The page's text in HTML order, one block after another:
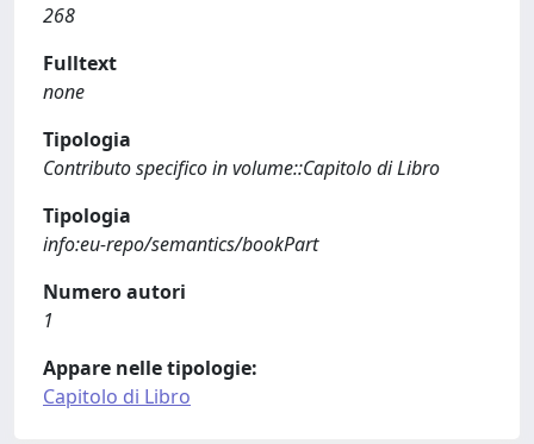
268
Fulltext
none
Tipologia
Contributo specifico in volume::Capitolo di Libro
Tipologia
info:eu-repo/semantics/bookPart
Numero autori
1
Appare nelle tipologie:
Capitolo di Libro